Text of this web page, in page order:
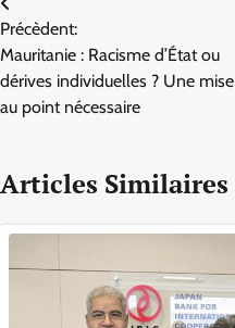
Navigation
de
l’article
Précèdent:
Mauritanie : Racisme d’État ou
dérives individuelles ? Une mise
au point nécessaire
Articles Similaires